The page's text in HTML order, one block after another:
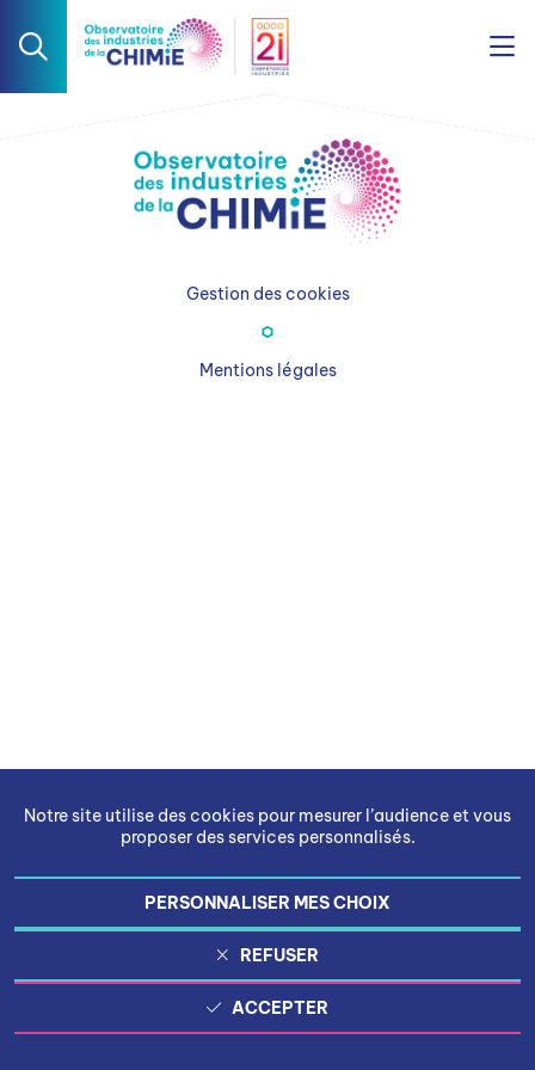
Notre site utilise des cookies pour mesurer l’audience et vous
proposer des services personnalisés.
PERSONNALISER MES CHOIX
REFUSER
ACCEPTER
Gestion des cookies
Mentions légales